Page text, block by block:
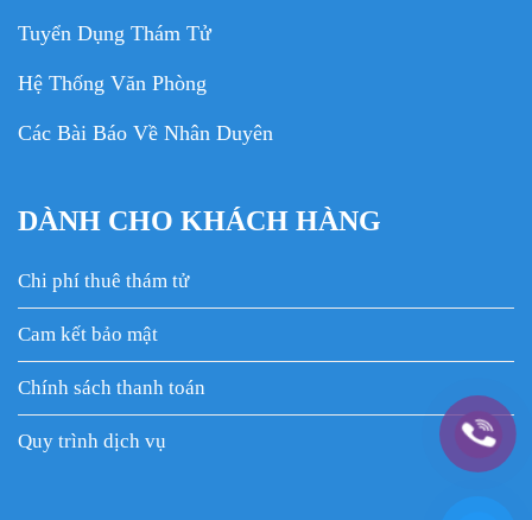
Tuyển Dụng Thám Tử
Hệ Thống Văn Phòng
Các Bài Báo Về Nhân Duyên
DÀNH CHO KHÁCH HÀNG
Chi phí thuê thám tử
Cam kết bảo mật
Chính sách thanh toán
Quy trình dịch vụ